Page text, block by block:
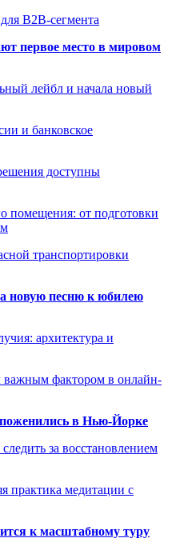
B2B-сегмента
первое место в мировом
лейбл и начала новый
и банковское
доступны
помещения: от подготовки
транспортировки
новую песню к юбилею
архитектура и
важным фактором в онлайн-
в Нью-Йорке
за восстановлением
практика медитации с
к масштабному туру